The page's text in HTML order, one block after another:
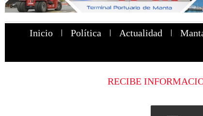
Inicio Política Actualidad
RECIBE